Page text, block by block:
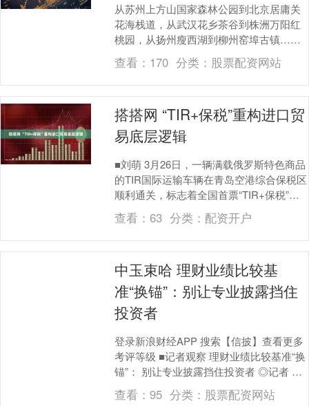
从苏州上方山国家森林公园到北京居庸关
花海栈道，从武汉花乡茶谷到株洲万阳红
桃园，从扬州瘦西湖到柳州窑埠古镇……
伴随天气回暖，国内多地景区景点迎来花
海胜景，吸引人们....
查看： 170 分类： 股票配资网站
搭搭网 “TIR+保税”重构进口贸
易底层逻辑
■刘萌 3月26日，一辆满载俄罗斯特色商品
的TIR国际运输车辆在青岛空港综合保税区
顺利通关，标志着全国首票“TIR+保税”跨
境电商进口业务正式落地。 笔者认为，....
查看：63 分类： 配资开户
中玉束哈 理财业绩比较基
准“换锚”：别让专业披露挡住
投资者
登录新浪财经APP 搜索【信披】查看更多
考评等级 ■记者观察 理财业绩比较基准“换
锚”： 别让专业披露挡住投资者 ◎记者 张
欣然 近期，银行理财产品业绩比较基准....
查看：95 分类： 股票配资网站